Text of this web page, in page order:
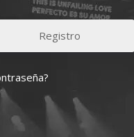
Registro